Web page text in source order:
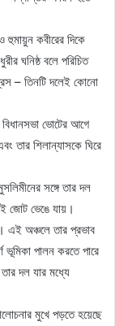
হুমায়ুন কবীরের দিকে
ঘনিষ্ঠ বলে পরিচিত
– তিনটি দলেই কোনো
ভোটের আগে
তার শিলান্যাসকে ঘিরে
সঙ্গে তার দল
জোট ভেঙে যায়।
এই অঞ্চলে তার প্রভাব
ভূমিকা পালন করতে পারে
দল যার মধ্যে
মুখে পড়তে হয়েছে